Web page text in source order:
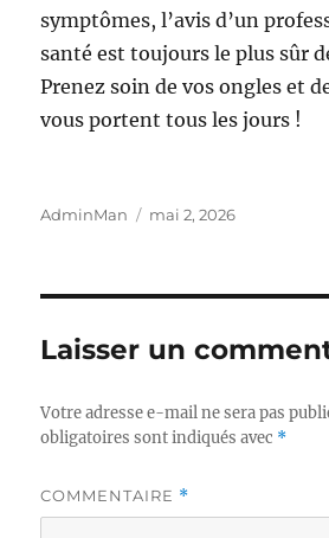
symptômes, l’avis d’un
santé est toujours le plus sûr
Prenez soin de vos ongles et
vous portent tous les jours !
Auteur
AdminMan
Publié
mai 2, 2026
Laisser un
Votre adresse e-mail ne sera pas
obligatoires sont indiqués avec *
COMMENTAIRE *